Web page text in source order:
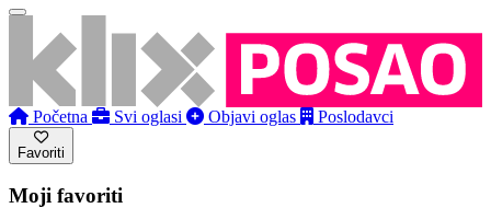
Početna Svi oglasi Objavi oglas Poslodavci
Favoriti
Moji favoriti